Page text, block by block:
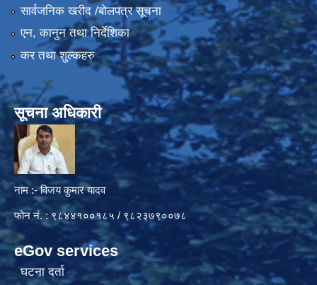
सार्वजनिक खरीद /बोलपत्र सूचना
एन, कानुन तथा निर्देशिका
कर तथा शुल्कहरु
सूचना अधिकारी
नाम :- विजय कुमार यादव
फोन नं. : ९८४४१००१८५ / ९८२३७९००७८
eGov services
घटना दर्ता